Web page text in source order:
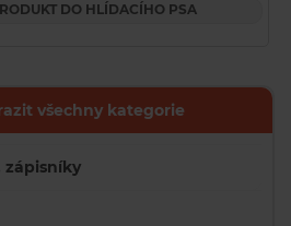
DO HLÍDACÍHO PSA
všechny kategorie
zápisníky